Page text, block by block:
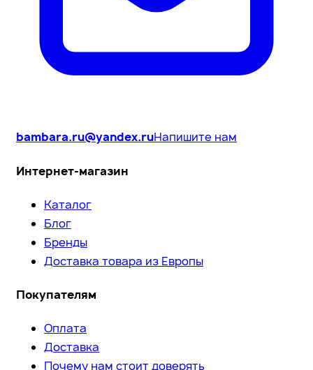
bambara.ru@yandex.ruНапишите нам
Интернет-магазин
Каталог
Блог
Бренды
Доставка товара из Европы
Покупателям
Оплата
Доставка
Почему нам стоит доверять